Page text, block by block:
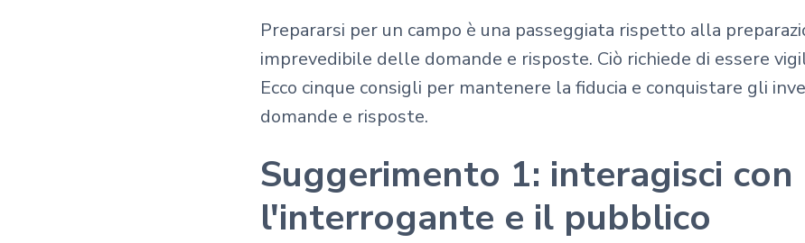
Prepararsi per un campo è una passeggiata rispetto alla
imprevedibile delle domande e risposte. Ciò richiede di essere
Ecco cinque consigli per mantenere la fiducia e conquistare gli
domande e risposte.
Suggerimento 1: interagisci con
l'interrogante e il pubblico